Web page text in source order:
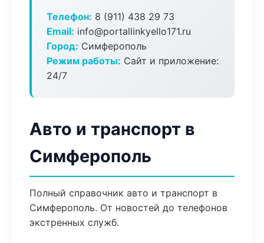
Телефон: 8 (911) 438 29 73
Email: info@portallinkyello171.ru
Город: Симферополь
Режим работы: Сайт и приложение:
24/7
Авто и транспорт в
Симферополь
Полный справочник авто и транспорт в
Симферополь. От новостей до телефонов
экстренных служб.